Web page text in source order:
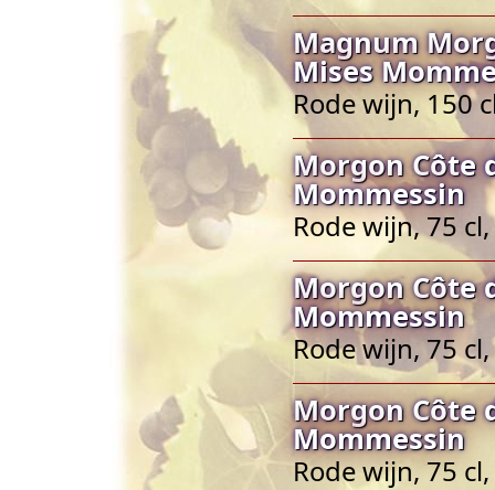
Magnum
Mises
Rode wijn, 150
Morgon Côte
Mommessin
Rode wijn, 75
Morgon Côte
Mommessin
Rode wijn, 75
Morgon Côte
Mommessin
Rode wijn, 75